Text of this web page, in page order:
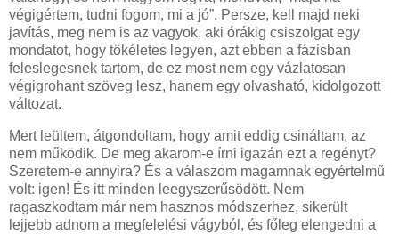
végigértem, tudni fogom, mi a jó”. Persze, kell majd neki
javítás, meg nem is az vagyok, aki órákig csiszolgat egy
mondatot, hogy tökéletes legyen, azt ebben a fázisban
feleslegesnek tartom, de ez most nem egy vázlatosan
végigrohant szöveg lesz, hanem egy olvasható, kidolgozott
változat.
Mert leültem, átgondoltam, hogy amit eddig csináltam, az
nem működik. De meg akarom-e írni igazán ezt a regényt?
Szeretem-e annyira? És a válaszom magamnak egyértelmű
volt: igen! És itt minden leegyszerűsödött. Nem
ragaszkodtam már nem hasznos módszerhez, sikerült
lejjebb adnom a megfelelési vágyból, és főleg elengedni a